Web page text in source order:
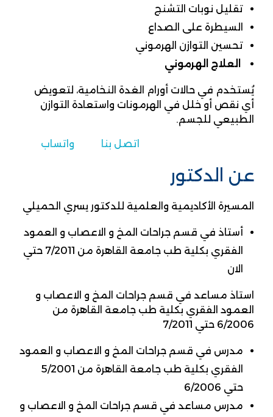
تقليل نوبات التشنج
السيطرة على الصداع
تحسين التوازن الهرموني
العلاج الهرموني
يُستخدم في حالات أورام الغدة النخامية، لتعويض
أي نقص أو خلل في الهرمونات واستعادة التوازن
الطبيعي للجسم.
اتصل بنا واتساب
عن الدكتور
المسيرة الأكاديمية والعلمية للدكتور يسري الحميلي
أستاذ في قسم جراحات المخ و الاعصاب و العمود
الفقري بكلية طب جامعة القاهرة من 7/2011 حتي
الان
استاذ مساعد في قسم جراحات المخ و الاعصاب و
العمود الفقري بكلية طب جامعة القاهرة من
6/2006 حتي 7/2011
مدرس في قسم جراحات المخ و الاعصاب و العمود
الفقري بكلية طب جامعة القاهرة من 5/2001
حتي 6/2006
مدرس مساعد في قسم جراحات المخ و الاعصاب و